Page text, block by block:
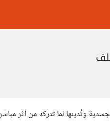
وتُدينها لما تتركه من أثر